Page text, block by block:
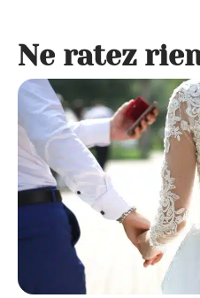
Ne ratez